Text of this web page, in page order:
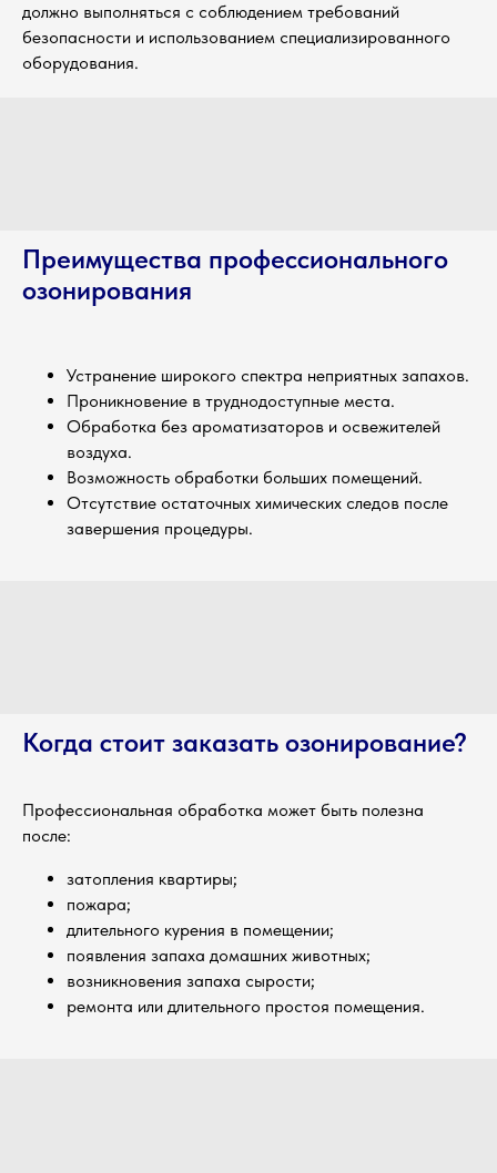
должно выполняться с соблюдением требований
безопасности и использованием специализированного
оборудования.
Преимущества профессионального
озонирования
Устранение широкого спектра неприятных запахов.
Проникновение в труднодоступные места.
Обработка без ароматизаторов и освежителей
воздуха.
Возможность обработки больших помещений.
Отсутствие остаточных химических следов после
завершения процедуры.
Когда стоит заказать озонирование?
Профессиональная обработка может быть полезна
после:
затопления квартиры;
пожара;
длительного курения в помещении;
появления запаха домашних животных;
возникновения запаха сырости;
ремонта или длительного простоя помещения.